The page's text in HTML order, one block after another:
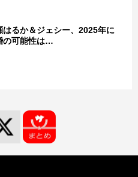
はるか＆ジェシー、2025年に
の可能性は…